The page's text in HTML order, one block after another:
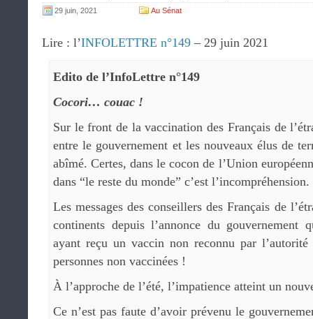
29 juin, 2021 Au Sénat
Lire : l’INFOLETTRE n°149 – 29 juin 2021
Edito de l’InfoLettre n°149
Cocori… couac !
Sur le front de la vaccination des Français de
entre le gouvernement et les nouveaux élus de
abîmé. Certes, dans le cocon de l’Union
dans “le reste du monde” c’est l’incompréhension.
Les messages des conseillers des Français de
continents depuis l’annonce du gouvernement
ayant reçu un vaccin non reconnu par l’autorité
personnes non vaccinées !
À l’approche de l’été, l’impatience atteint un
Ce n’est pas faute d’avoir prévenu le